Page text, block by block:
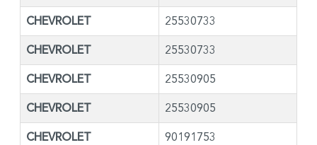
CHEVROLET 25530733
CHEVROLET 25530733
CHEVROLET 25530905
CHEVROLET 25530905
CHEVROLET 90191753